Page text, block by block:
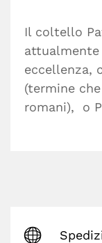
Il coltello
eccellenza,
(termine
romani), o